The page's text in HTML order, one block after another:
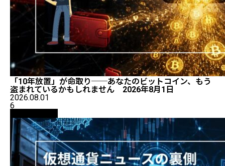
「10年放置」が命取り──あなたのビットコイン、もう
盗まれているかもしれません 2026年8月1日
2026.08.01
6